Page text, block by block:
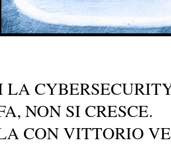
LA
NON SI CRESCE.
CON VITTORIO